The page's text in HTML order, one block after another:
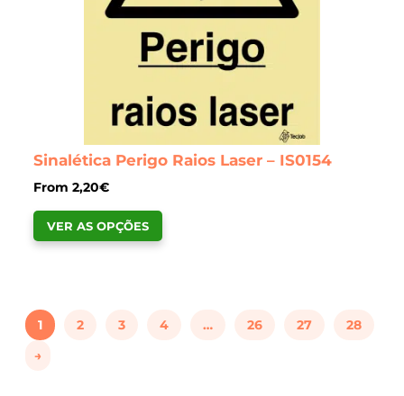
product
page
Sinalética Perigo Raios Laser – IS0154
From 2,20€
VER AS OPÇÕES
This
The
1 2 3 4 … 26 27
28
→